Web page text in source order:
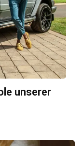
unserer